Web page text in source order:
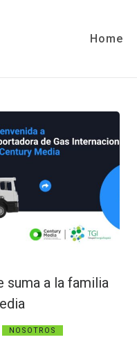
Home
suma a la familia
NOSOTROS